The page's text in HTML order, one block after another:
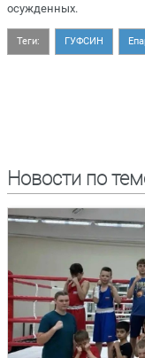
осужденных.
Теги: ГУФСИН
Новости по